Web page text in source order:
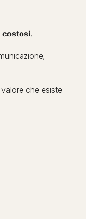
costosi.
che esiste